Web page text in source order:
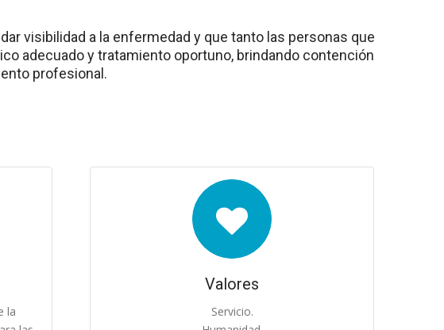
visibilidad a la enfermedad y que tanto las personas que
adecuado y tratamiento oportuno, brindando contención
profesional.
la
Valores
Servicio.